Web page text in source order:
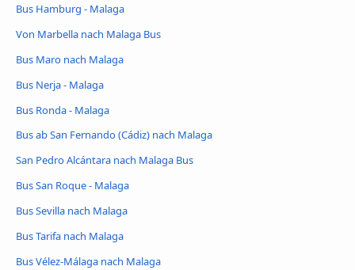
Bus Hamburg - Malaga
Von Marbella nach Malaga Bus
Bus Maro nach Malaga
Bus Nerja - Malaga
Bus Ronda - Malaga
Bus ab San Fernando (Cádiz) nach Malaga
San Pedro Alcántara nach Malaga Bus
Bus San Roque - Malaga
Bus Sevilla nach Malaga
Bus Tarifa nach Malaga
Bus Vélez-Málaga nach Malaga